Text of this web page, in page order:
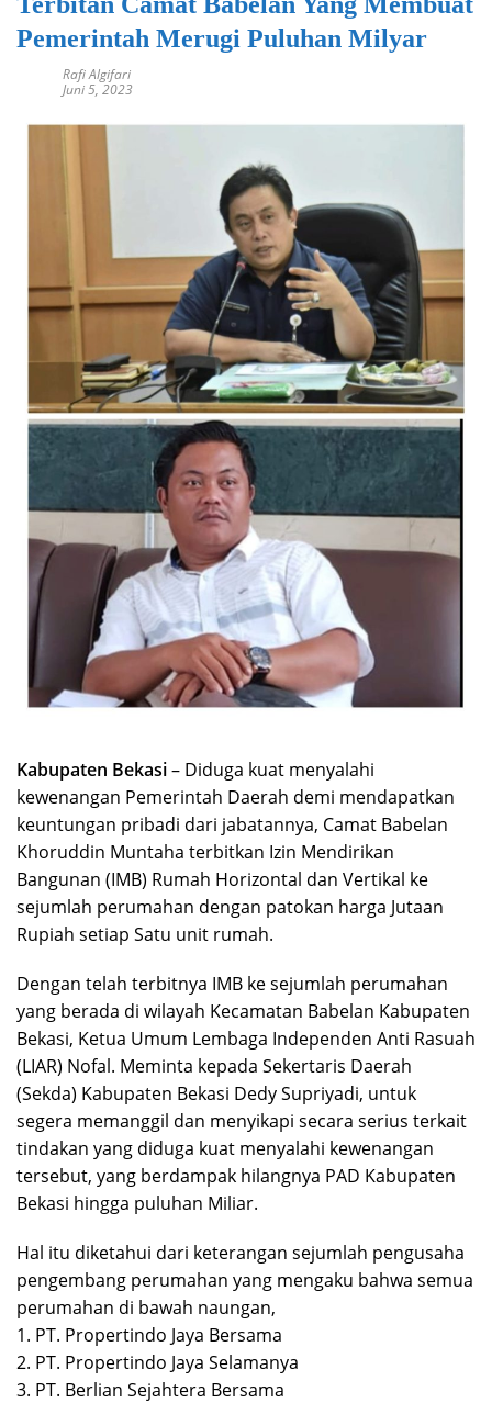
Pemerintah Merugi Puluhan Milyar
Rafi Algifari
Juni 5, 2023
Kabupaten Bekasi– Diduga kuat menyalahi
kewenangan Pemerintah Daerah demi mendapatkan
keuntungan pribadi dari jabatannya, Camat Babelan
Khoruddin Muntaha terbitkan Izin Mendirikan
Bangunan (IMB) Rumah Horizontal dan Vertikal ke
sejumlah perumahan dengan patokan harga Jutaan
Rupiah setiap Satu unit rumah.
Dengan telah terbitnya IMB ke sejumlah perumahan
yang berada di wilayah Kecamatan Babelan Kabupaten
Bekasi, Ketua Umum Lembaga Independen Anti Rasuah
(LIAR) Nofal. Meminta kepada Sekertaris Daerah
(Sekda) Kabupaten Bekasi Dedy Supriyadi, untuk
segera memanggil dan menyikapi secara serius terkait
tindakan yang diduga kuat menyalahi kewenangan
tersebut, yang berdampak hilangnya PAD Kabupaten
Bekasi hingga puluhan Miliar.
Hal itu diketahui dari keterangan sejumlah pengusaha
pengembang perumahan yang mengaku bahwa semua
perumahan di bawah naungan,
1. PT. Propertindo Jaya Bersama
2. PT. Propertindo Jaya Selamanya
3. PT. Berlian Sejahtera Bersama